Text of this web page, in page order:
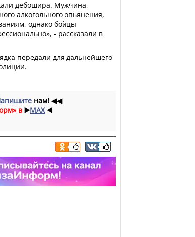
дебошира. Мужчина,
алкогольного опьянения,
однако бойцы
- рассказали в
передали для дальнейшего
нам! ◀◀
в ▶️MAX ◀️